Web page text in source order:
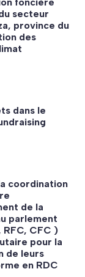
secteur
province du
des
dans le
coordination
de la
parlement
RFC, CFC )
pour la
de leurs
en RDC